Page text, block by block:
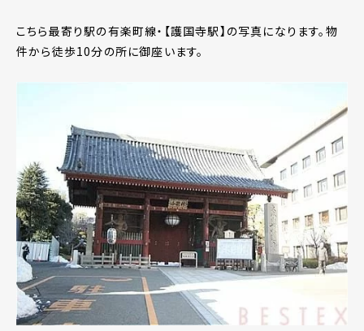
こちら最寄り駅の有楽町線・【護国寺駅】の写真になります。物
件から徒歩10分の所に御座います。